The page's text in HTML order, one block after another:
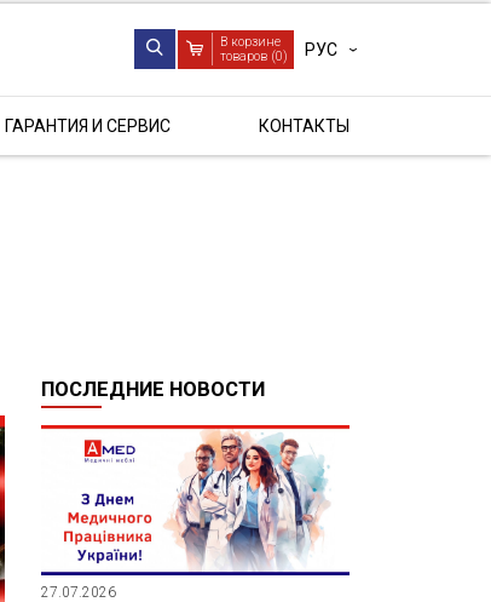
В корзине
товаров (0) РУС
ГАРАНТИЯ И СЕРВИС КОНТАКТЫ
ПОСЛЕДНИЕ НОВОСТИ
27.07.2026